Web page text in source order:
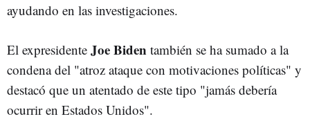
ayudando en las investigaciones.
El expresidente Joe Biden también se ha sumado a la
condena del "atroz ataque con motivaciones políticas" y
destacó que un atentado de este tipo "jamás debería
ocurrir en Estados Unidos".